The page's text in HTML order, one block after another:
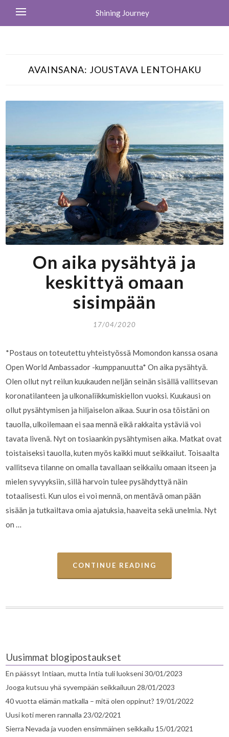
Shining Journey
AVAINSANA: JOUSTAVA LENTOHAKU
On aika pysähtyä ja
keskittyä omaan
sisimpään
17/04/2020
*Postaus on toteutettu yhteistyössä Momondon kanssa osana
Open World Ambassador -kumppanuutta* On aika pysähtyä.
Olen ollut nyt reilun kuukauden neljän seinän sisällä vallitsevan
koronatilanteen ja ulkonaliikkumiskiellon vuoksi. Kuukausi on
ollut pysähtymisen ja hiljaiselon aikaa. Suurin osa töistäni on
tauolla, ulkoilemaan ei saa mennä eikä rakkaita ystäviä voi
tavata livenä. Nyt on tosiaankin pysähtymisen aika. Matkat ovat
toistaiseksi tauolla, kuten myös kaikki muut seikkailut. Toisaalta
vallitseva tilanne on omalla tavallaan seikkailu omaan itseen ja
mielen syvyyksiin, sillä harvoin tulee pysähdyttyä näin
totaalisesti. Kun ulos ei voi mennä, on mentävä oman pään
sisään ja tutkailtava omia ajatuksia, haaveita sekä unelmia. Nyt
on …
CONTINUE READING
Uusimmat blogipostaukset
En päässyt Intiaan, mutta Intia tuli luokseni30/01/2023
Jooga kutsuu yhä syvempään seikkailuun 28/01/2023
40 vuotta elämän matkalla – mitä olen oppinut? 19/01/2022
Uusi koti meren rannalla 23/02/2021
Sierra Nevada ja vuoden ensimmäinen seikkailu 15/01/2021